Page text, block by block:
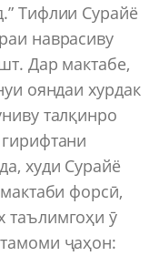
Тифлии Сурайё
наврасиву
Дар мактабе,
ояндаи хурдак
талқинро
худи Сурайё
форсӣ,
таълимгоҳи ӯ
ҷаҳон: